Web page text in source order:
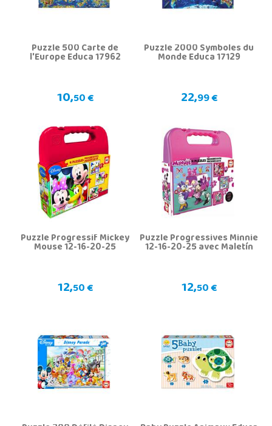
Puzzle 500 Carte de
l'Europe Educa 17962
10,50 €
Puzzle 2000 Symboles du
Monde Educa 17129
22,99 €
Puzzle Progressif Mickey
Mouse 12-16-20-25
12,50 €
Puzzle Progressives Minnie
12-16-20-25 avec Maletín
12,50 €